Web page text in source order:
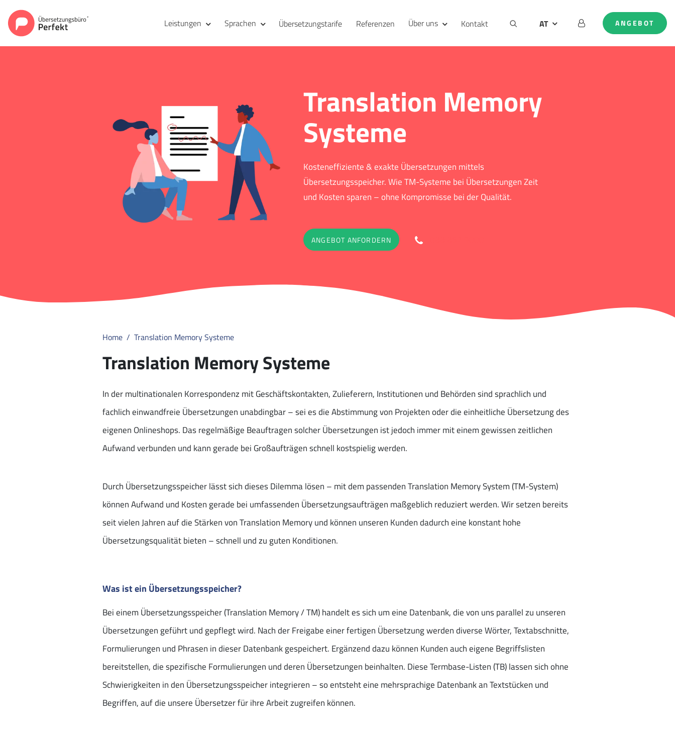
Leistungen Sprachen Übersetzungstarife Referenzen Über uns Kontakt
AT
ANGEBOT
Translation Memory
Systeme
Kosteneffiziente & exakte Übersetzungen mittels
Übersetzungsspeicher. Wie TM-Systeme bei Übersetzungen Zeit
und Kosten sparen – ohne Kompromisse bei der Qualität.
ANGEBOT ANFORDERN
Home Translation Memory Systeme
Translation Memory Systeme
In der multinationalen Korrespondenz mit Geschäftskontakten, Zulieferern, Institutionen und Behörden sind sprachlich und
fachlich einwandfreie Übersetzungen unabdingbar – sei es die Abstimmung von Projekten oder die einheitliche Übersetzung des
eigenen Onlineshops. Das regelmäßige Beauftragen solcher Übersetzungen ist jedoch immer mit einem gewissen zeitlichen
Aufwand verbunden und kann gerade bei Großaufträgen schnell kostspielig werden.
Durch Übersetzungsspeicher lässt sich dieses Dilemma lösen – mit dem passenden Translation Memory System (TM-System)
können Aufwand und Kosten gerade bei umfassenden Übersetzungsaufträgen maßgeblich reduziert werden. Wir setzen bereits
seit vielen Jahren auf die Stärken von Translation Memory und können unseren Kunden dadurch eine konstant hohe
Übersetzungsqualität bieten – schnell und zu guten Konditionen.
Was ist ein Übersetzungsspeicher?
Bei einem Übersetzungsspeicher (Translation Memory / TM) handelt es sich um eine Datenbank, die von uns parallel zu unseren
Übersetzungen geführt und gepflegt wird. Nach der Freigabe einer fertigen Übersetzung werden diverse Wörter, Textabschnitte,
Formulierungen und Phrasen in dieser Datenbank gespeichert. Ergänzend dazu können Kunden auch eigene Begriffslisten
bereitstellen, die spezifische Formulierungen und deren Übersetzungen beinhalten. Diese Termbase-Listen (TB) lassen sich ohne
Schwierigkeiten in den Übersetzungsspeicher integrieren – so entsteht eine mehrsprachige Datenbank an Textstücken und
Begriffen, auf die unsere Übersetzer für ihre Arbeit zugreifen können.